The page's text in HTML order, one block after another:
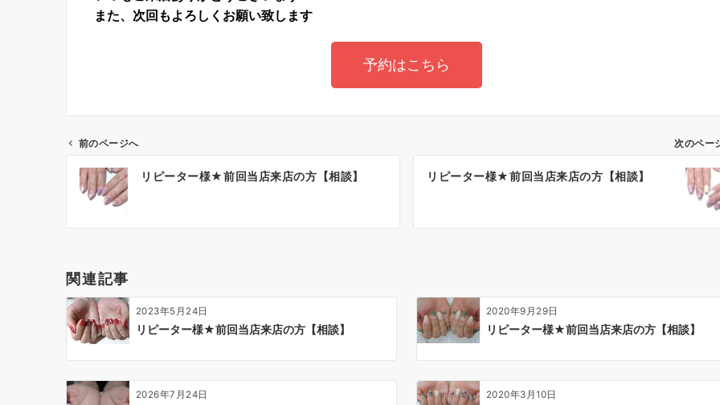
また、次回もよろしくお願い致します
予約はこちら
前のページへ
リピーター様★前回当店来店の方【相談】
次のペー
リピーター様★前回当店来店の方【相談】
関連記事
2023年5月24日
リピーター様★前回当店来店の方【相談】
2020年9月29日
リピーター様★前回当店来店の方【相談】
2026年7月24日 2020年3月10日